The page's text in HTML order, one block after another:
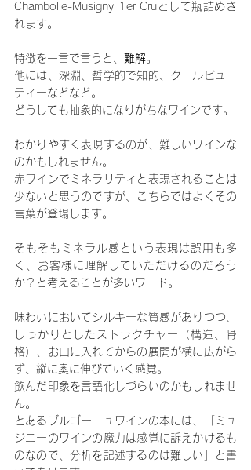
Chambolle-Musigny 1er Cruとして瓶詰めさ
れます。
特徴を一言で言うと、 難解。
他には、深淵、哲学的で知的、クールビュー
ティーなどなど。
どうしても抽象的になりがちなワインです。
わかりやすく表現するのが、難しいワインな
のかもしれません。
赤ワインでミネラリティと表現されることは
少ないと思うのですが、こちらではよくその
言葉が登場します。
そもそもミネラル感という表現は誤用も多
く、お客様に理解していただけるのだろう
か？と考えることが多いワード。
味わいにおいてシルキーな質感がありつつ、
しっかりとしたストラクチャー（構造、骨
格）、お口に入れてからの展開が横に広がら
ず、縦に奥に伸びていく感覚。
飲んだ印象を言語化しづらいのかもしれませ
ん。
とあるブルゴーニュワインの本には、「ミュ
ジニーのワインの魔力は感覚に訴えかけるも
のなので、分析を記述するのは難しい」と書